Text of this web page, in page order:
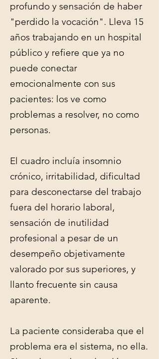
profundo y sensación de haber
"perdido la vocación". Lleva 15
años trabajando en un hospital
público y refiere que ya no
puede conectar
emocionalmente con sus
pacientes: los ve como
problemas a resolver, no como
personas.
El cuadro incluía insomnio
crónico, irritabilidad, dificultad
para desconectarse del trabajo
fuera del horario laboral,
sensación de inutilidad
profesional a pesar de un
desempeño objetivamente
valorado por sus superiores, y
llanto frecuente sin causa
aparente.
La paciente consideraba que el
problema era el sistema, no ella.